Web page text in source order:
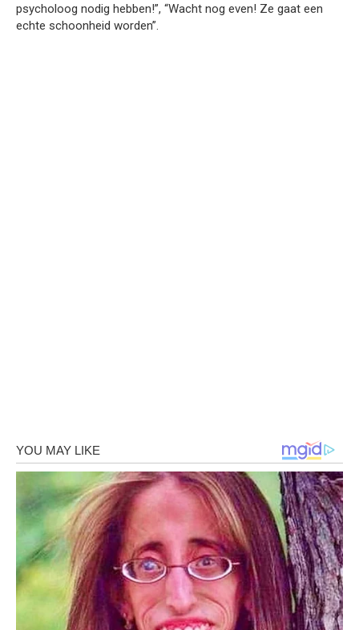
psycholoog nodig hebben!”, “Wacht nog even! Ze gaat een
echte schoonheid worden”.